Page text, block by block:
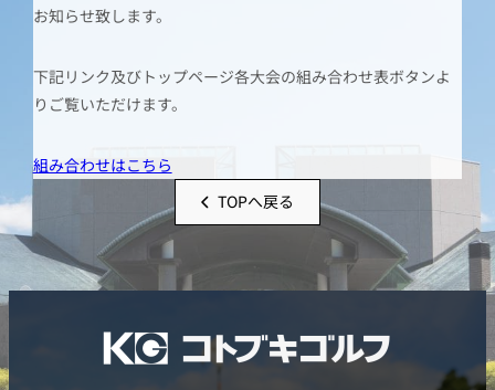
お知らせ致します。
下記リンク及びトップページ各大会の組み合わせ表ボタンよ
りご覧いただけます。
組み合わせはこちら
TOPへ戻る